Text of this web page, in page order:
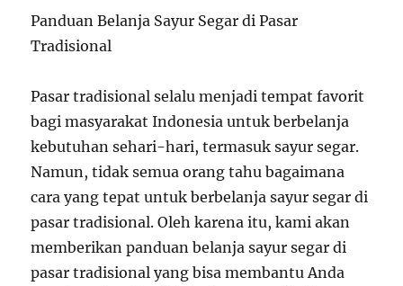
Panduan Belanja Sayur Segar di Pasar
Tradisional
Pasar tradisional selalu menjadi tempat favorit
bagi masyarakat Indonesia untuk berbelanja
kebutuhan sehari-hari, termasuk sayur segar.
Namun, tidak semua orang tahu bagaimana
cara yang tepat untuk berbelanja sayur segar di
pasar tradisional. Oleh karena itu, kami akan
memberikan panduan belanja sayur segar di
pasar tradisional yang bisa membantu Anda